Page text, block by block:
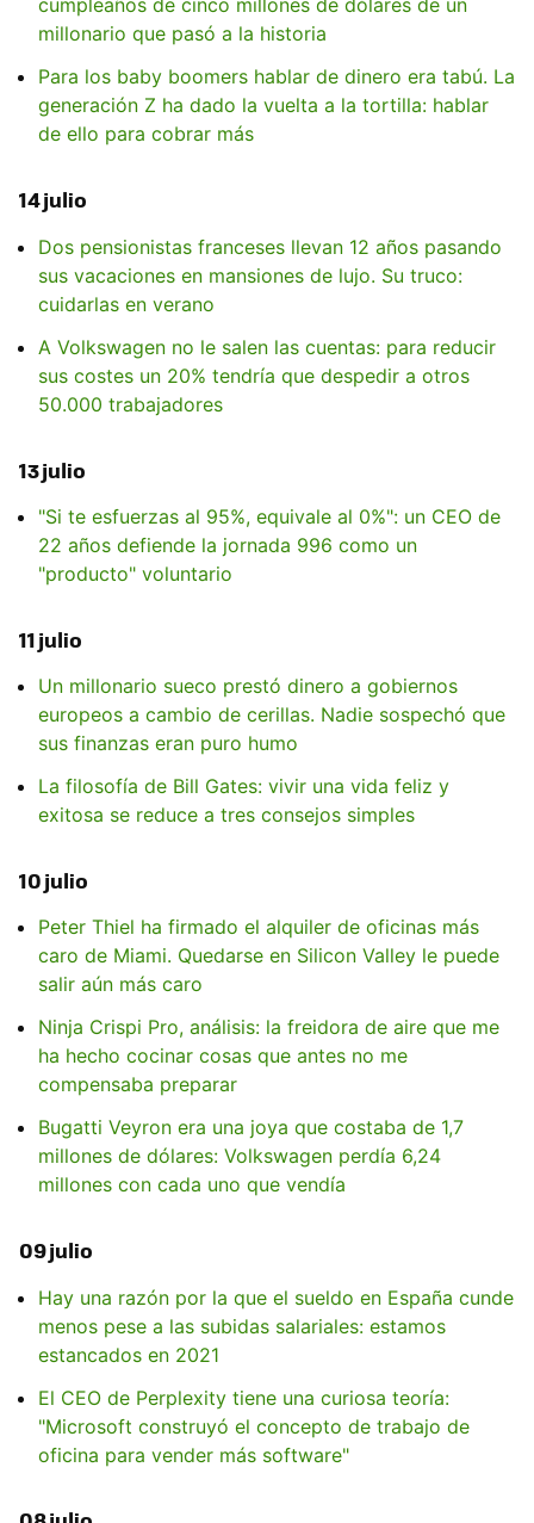
cumpleaños de cinco millones de dólares de un
millonario que pasó a la historia
Para los baby boomers hablar de dinero era tabú. La
generación Z ha dado la vuelta a la tortilla: hablar
de ello para cobrar más
14 julio
Dos pensionistas franceses llevan 12 años pasando
sus vacaciones en mansiones de lujo. Su truco:
cuidarlas en verano
A Volkswagen no le salen las cuentas: para reducir
sus costes un 20% tendría que despedir a otros
50.000 trabajadores
13 julio
"Si te esfuerzas al 95%, equivale al 0%": un CEO de
22 años defiende la jornada 996 como un
"producto" voluntario
11 julio
Un millonario sueco prestó dinero a gobiernos
europeos a cambio de cerillas. Nadie sospechó que
sus finanzas eran puro humo
La filosofía de Bill Gates: vivir una vida feliz y
exitosa se reduce a tres consejos simples
10 julio
Peter Thiel ha firmado el alquiler de oficinas más
caro de Miami. Quedarse en Silicon Valley le puede
salir aún más caro
Ninja Crispi Pro, análisis: la freidora de aire que me
ha hecho cocinar cosas que antes no me
compensaba preparar
Bugatti Veyron era una joya que costaba de 1,7
millones de dólares: Volkswagen perdía 6,24
millones con cada uno que vendía
09 julio
Hay una razón por la que el sueldo en España cunde
menos pese a las subidas salariales: estamos
estancados en 2021
El CEO de Perplexity tiene una curiosa teoría:
"Microsoft construyó el concepto de trabajo de
oficina para vender más software"